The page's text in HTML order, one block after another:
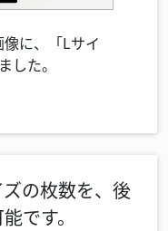
に、「Lサイ
した。
の枚数を、後
です。